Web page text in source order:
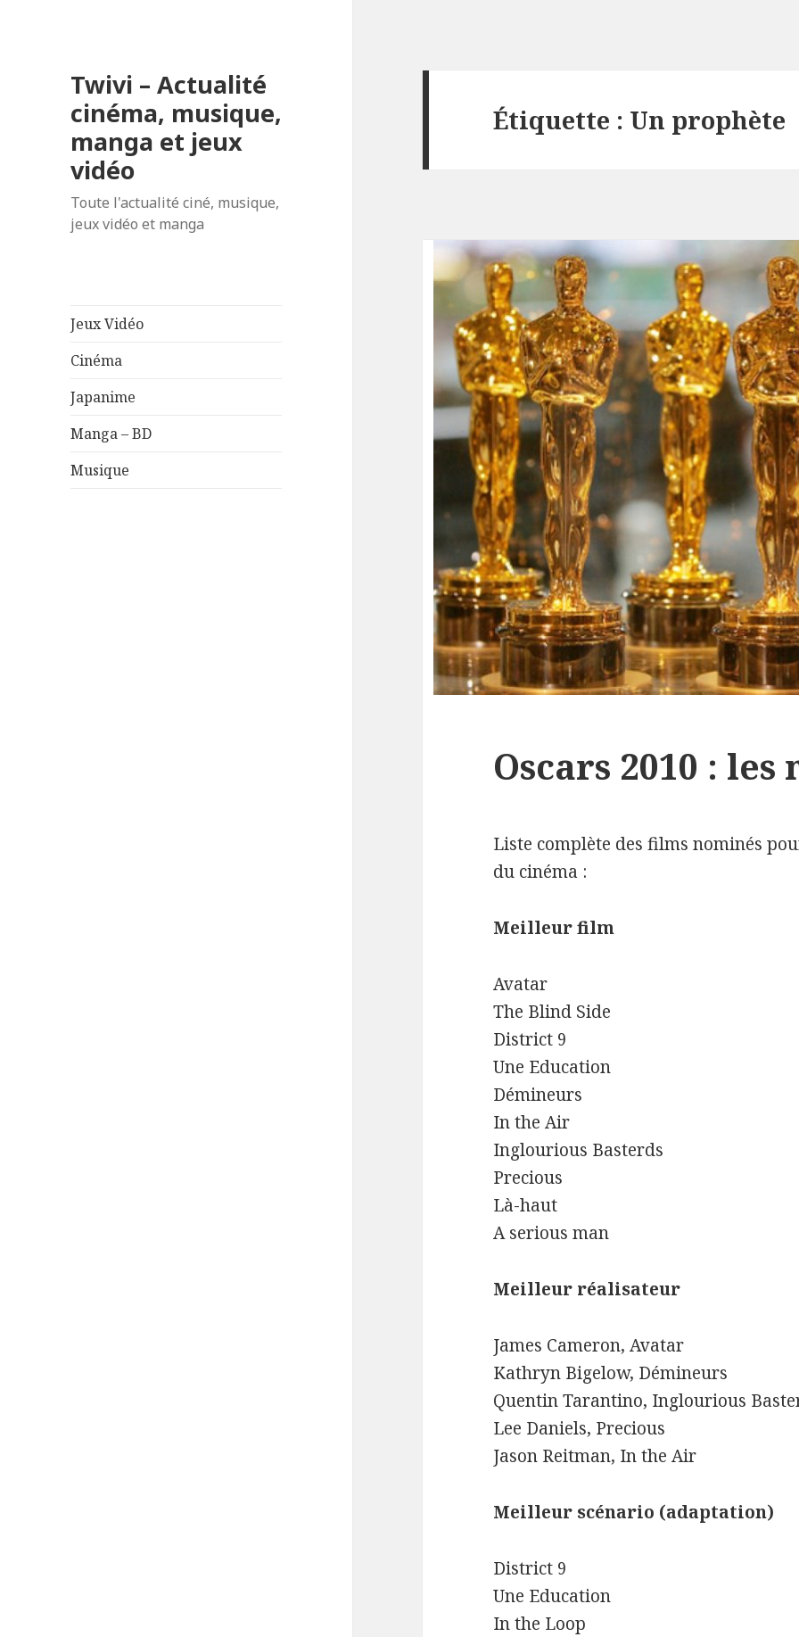
Twivi – Actualité
cinéma, musique,
manga et jeux
vidéo
Toute l'actualité ciné, musique,
jeux vidéo et manga
Jeux Vidéo
Cinéma
Japanime
Manga – BD
Musique
Étiquette : Un prophète
Oscars 2010 :
Liste complète des films nominés
du cinéma :
Meilleur film
Avatar
The Blind Side
District 9
Une Education
Démineurs
In the Air
Inglourious Basterds
Precious
Là-haut
A serious man
Meilleur réalisateur
James Cameron, Avatar
Kathryn Bigelow, Démineurs
Quentin Tarantino, Inglourious
Lee Daniels, Precious
Jason Reitman, In the Air
Meilleur scénario (adaptation)
District 9
Une Education
In the Loop